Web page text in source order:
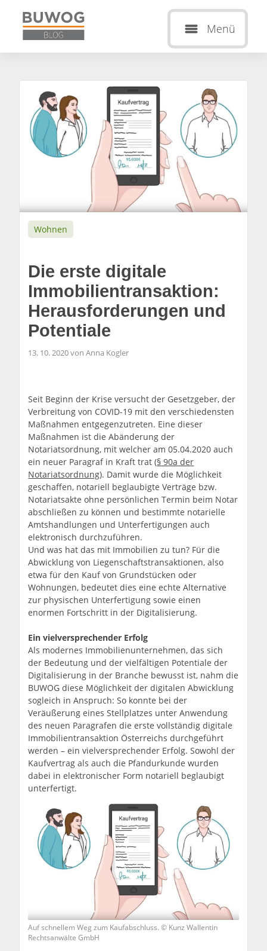
Menü
Wohnen
Die erste digitale
Immobilientransaktion:
Herausforderungen und
Potentiale
13. 10. 2020 von Anna Kogler
Seit Beginn der Krise versucht der Gesetzgeber, der
Verbreitung von COVID-19 mit den verschiedensten
Maßnahmen entgegenzutreten. Eine dieser
Maßnahmen ist die Abänderung der
Notariatsordnung, mit welcher am 05.04.2020 auch
ein neuer Paragraf in Kraft trat (§ 90a der
Notariatsordnung). Damit wurde die Möglichkeit
geschaffen, notariell beglaubigte Verträge bzw.
Notariatsakte ohne persönlichen Termin beim Notar
abschließen zu können und bestimmte notarielle
Amtshandlungen und Unterfertigungen auch
elektronisch durchzuführen.
Und was hat das mit Immobilien zu tun? Für die
Abwicklung von Liegenschaftstransaktionen, also
etwa für den Kauf von Grundstücken oder
Wohnungen, bedeutet dies eine echte Alternative
zur physischen Unterfertigung sowie einen
enormen Fortschritt in der Digitalisierung.
Ein vielversprechender Erfolg
Als modernes Immobilienunternehmen, das sich
der Bedeutung und der vielfältigen Potentiale der
Digitalisierung in der Branche bewusst ist, nahm die
BUWOG diese Möglichkeit der digitalen Abwicklung
sogleich in Anspruch: So konnte bei der
Veräußerung eines Stellplatzes unter Anwendung
des neuen Paragrafen die erste vollständig digitale
Immobilientransaktion Österreichs durchgeführt
werden – ein vielversprechender Erfolg. Sowohl der
Kaufvertrag als auch die Pfandurkunde wurden
dabei in elektronischer Form notariell beglaubigt
unterfertigt.
Auf schnellem Weg zum Kaufabschluss. © Kunz Wallentin
Rechtsanwälte GmbH